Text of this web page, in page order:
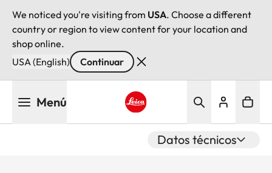
We noticed you're visiting from USA. Choose a different
country or region to view content for your location and
shop online.
USA (English)
Continuar
Menú
Datos técnicos